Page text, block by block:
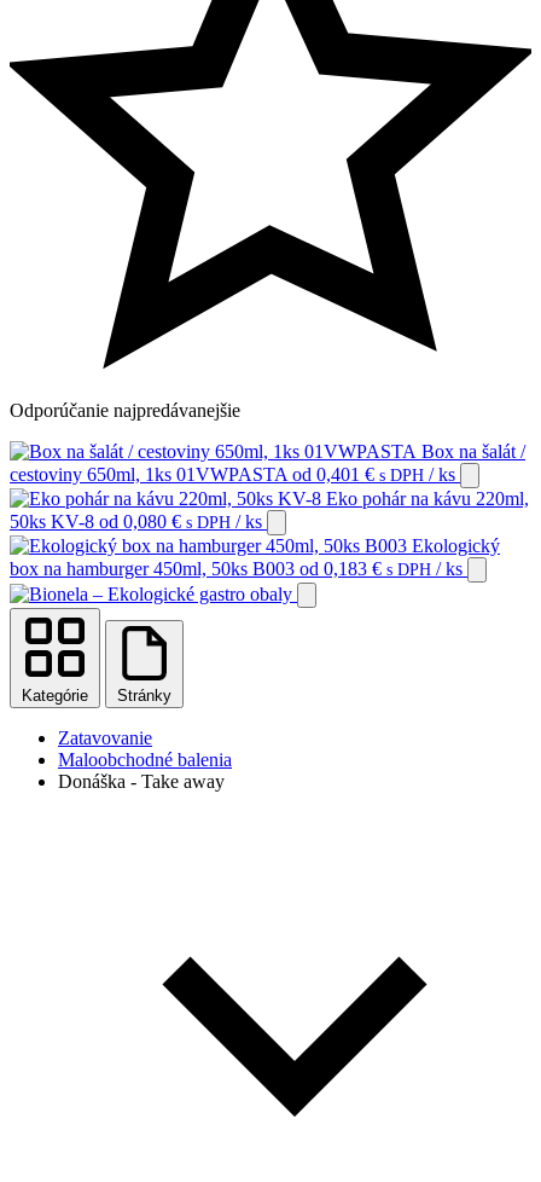
Odporúčanie najpredávanejšie
Box na šalát /
cestoviny 650ml, 1ks 01VWPASTA od 0,401 € s DPH / ks
Eko pohár na kávu 220ml,
50ks KV-8 od 0,080 € s DPH / ks
Ekologický
box na hamburger 450ml, 50ks B003 od 0,183 € s DPH / ks
Kategórie Stránky
Zatavovanie
Maloobchodné balenia
Donáška - Take away